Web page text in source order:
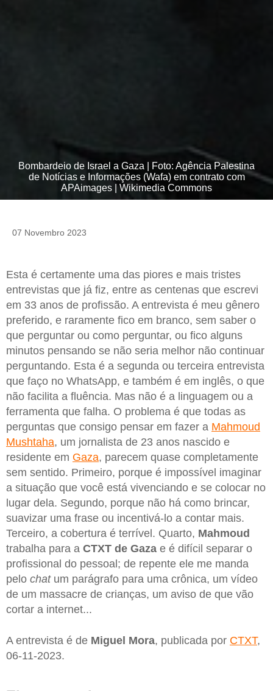
Bombardeio de Israel a Gaza | Foto: Agência Palestina
de Notícias e Informações (Wafa) em contrato com
APAimages | Wikimedia Commons
07 Novembro 2023
Esta é certamente uma das piores e mais tristes
entrevistas que já fiz, entre as centenas que escrevi
em 33 anos de profissão. A entrevista é meu gênero
preferido, e raramente fico em branco, sem saber o
que perguntar ou como perguntar, ou fico alguns
minutos pensando se não seria melhor não continuar
perguntando. Esta é a segunda ou terceira entrevista
que faço no WhatsApp, e também é em inglês, o que
não facilita a fluência. Mas não é a linguagem ou a
ferramenta que falha. O problema é que todas as
perguntas que consigo pensar em fazer a Mahmoud
Mushtaha, um jornalista de 23 anos nascido e
residente em Gaza, parecem quase completamente
sem sentido. Primeiro, porque é impossível imaginar
a situação que você está vivenciando e se colocar no
lugar dela. Segundo, porque não há como brincar,
suavizar uma frase ou incentivá-lo a contar mais.
Terceiro, a cobertura é terrível. Quarto, Mahmoud
trabalha para a CTXT de Gaza e é difícil separar o
profissional do pessoal; de repente ele me manda
pelo chatum parágrafo para uma crônica, um vídeo
de um massacre de crianças, um aviso de que vão
cortar a internet...
A entrevista é de Miguel Mora, publicada por CTXT,
06-11-2023.